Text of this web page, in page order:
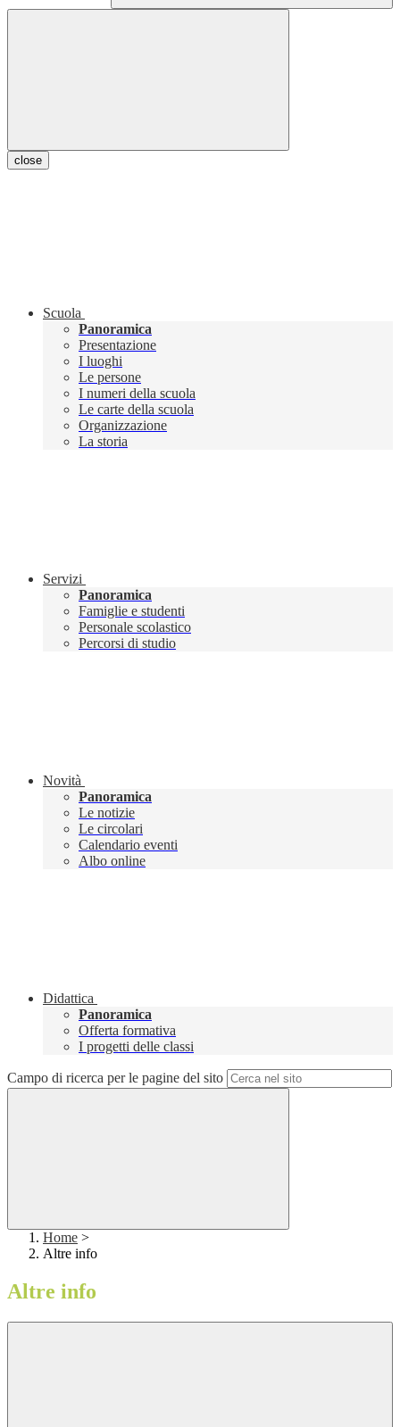
close
Scuola
Panoramica
Presentazione
I luoghi
Le persone
I numeri della scuola
Le carte della scuola
Organizzazione
La storia
Servizi
Panoramica
Famiglie e studenti
Personale scolastico
Percorsi di studio
Novità
Panoramica
Le notizie
Le circolari
Calendario eventi
Albo online
Didattica
Panoramica
Offerta formativa
I progetti delle classi
Campo di ricerca per le pagine del sito
Home >
Altre info
Altre info